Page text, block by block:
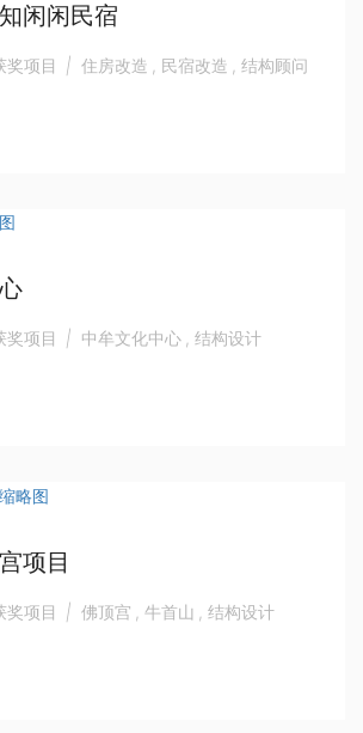
闲闲民宿
奖项目 | 住房改造 民宿改造 结构顾问
奖项目 | 中牟文化中心 , 结构设计
项目
奖项目 | 佛顶宫 牛首山 结构设计